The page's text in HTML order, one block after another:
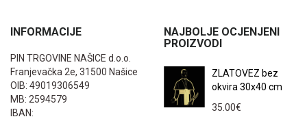
INFORMACIJE
PIN TRGOVINE NAŠICE d.o.o.
Franjevačka 2e, 31500 Našice
OIB: 49019306549
MB: 2594579
IBAN:
NAJBOLJE OCJENJENI
PROIZVODI
ZLATOVEZ bez
okvira 30x40 cm
35.00€